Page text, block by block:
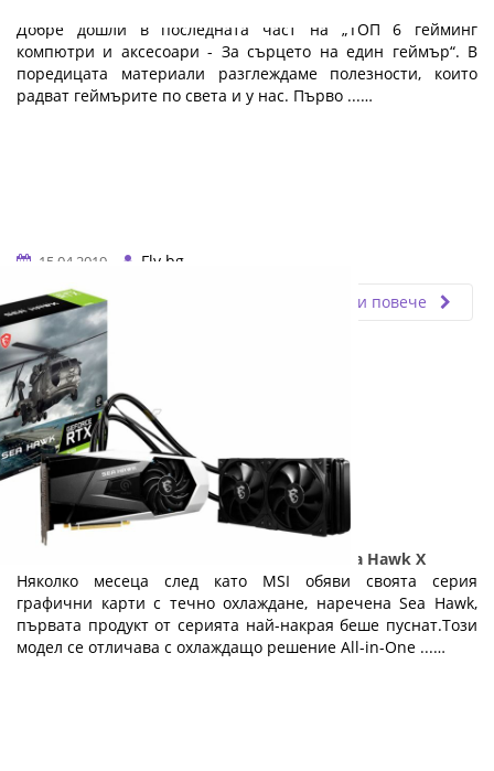
Добре дошли в последната част на „ТОП 6 гейминг
компютри и аксесоари - За сърцето на един геймър“. В
поредицата материали разглеждаме полезности, които
радват геймърите по света и у нас. Първо ...…
15.04.2019
Fly.bg
Прочети повече
MSI официално пусна GeForce RTX 3080 Sea Hawk X
Няколко месеца след като MSI обяви своята серия
графични карти с течно охлаждане, наречена Sea Hawk,
първата продукт от серията най-накрая беше пуснат.Този
модел се отличава с охлаждащо решение All-in-One ...…